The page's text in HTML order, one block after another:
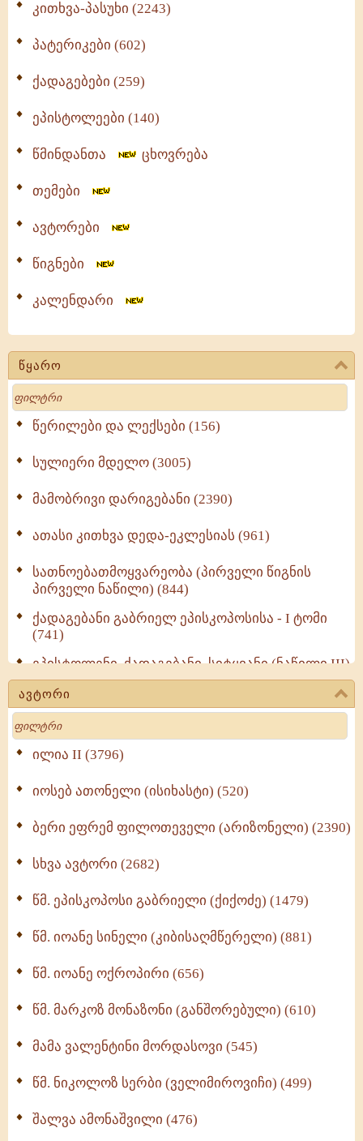
კითხვა-პასუხი (2243)
პატერიკები (602)
ქადაგებები (259)
ეპისტოლეები (140)
წმინდანთა ცხოვრება
თემები
ავტორები
წიგნები
კალენდარი
წყარო
Search
წერილები და ლექსები (156)
სულიერი მდელო (3005)
მამობრივი დარიგებანი (2390)
ათასი კითხვა დედა-ეკლესიას (961)
სათნოებათმოყვარეობა (პირველი წიგნის
პირველი ნაწილი) (844)
ქადაგებანი გაბრიელ ეპისკოპოსისა - I ტომი
(741)
ეპისტოლენი, ქადაგებანი, სიტყვანი (ნაწილი III)
(723)
მოძღვრის ძალზე სასარგებლო რჩევები
მრევლისათვის (545)
Wisdomge (514)
ქადაგებანი გაბრიელ ეპისკოპოსისა - II ტომი
სულიერი ცხოვრების სახელმძღვანელო -
ნაწილი II (369)
ავტორი
Search
ილია II (3796)
იოსებ ათონელი (ისიხასტი) (520)
ბერი ეფრემ ფილოთეველი (არიზონელი) (2390)
სხვა ავტორი (2682)
წმ. ეპისკოპოსი გაბრიელი (ქიქოძე) (1479)
წმ. იოანე სინელი (კიბისაღმწერელი) (881)
წმ. იოანე ოქროპირი (656)
წმ. მარკოზ მონაზონი (განშორებული) (610)
მამა ვალენტინი მორდასოვი (545)
წმ. ნიკოლოზ სერბი (ველიმიროვიჩი) (499)
შალვა ამონაშვილი (476)